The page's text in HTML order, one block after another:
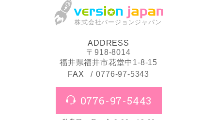
株式会社バージョンジャパン
ADDRESS
〒918-8014
福井県福井市花堂中1-8-15
FAX
0776-97-5343
0776-97-5443